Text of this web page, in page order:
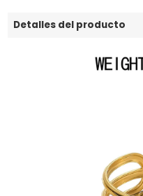
Detalles del producto